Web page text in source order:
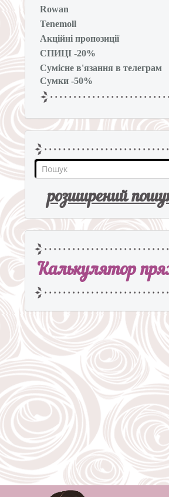
Rowan
Tenemoll
Акційні пропозиції
СПИЦІ -20%
Сумісне в'язання в телеграм
Сумки -50%
розширений
Калькулятор